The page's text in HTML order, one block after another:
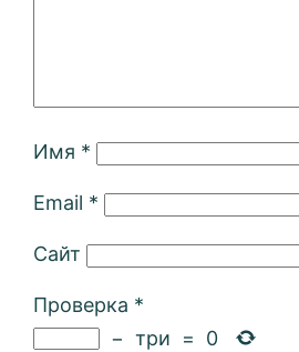
Имя *
Email *
Сайт
Проверка *
− три = 0